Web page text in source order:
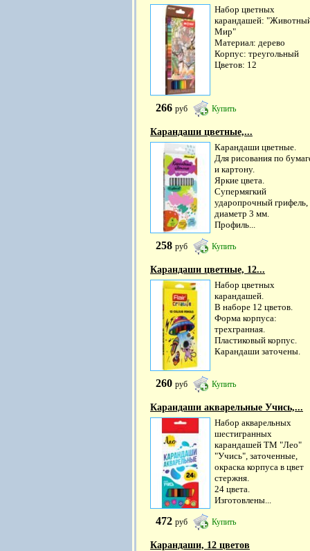
Набор цветных
карандашей:
Мир"
Материал: дерево
Корпус: треугольный
Цветов: 12
266 руб Купить
Карандаши цветные,...
Карандаши цветные.
Для рисования по
и картону.
Яркие цвета.
Супермягкий
ударопрочный грифель,
диаметр 3 мм.
Профиль...
258 руб Купить
Карандаши цветные, 12...
Набор цветных
карандашей.
В наборе 12 цветов.
Форма корпуса:
трехгранная.
Пластиковый корпус.
Карандаши заточены.
260 руб Купить
Карандаши акварельные Учись,...
Набор акварельных
шестигранных
карандашей ТМ "Лео"
"Учись", заточенные,
окраска корпуса в цвет
стержня.
24 цвета.
Изготовлены...
472 руб Купить
Карандаши, 12 цветов